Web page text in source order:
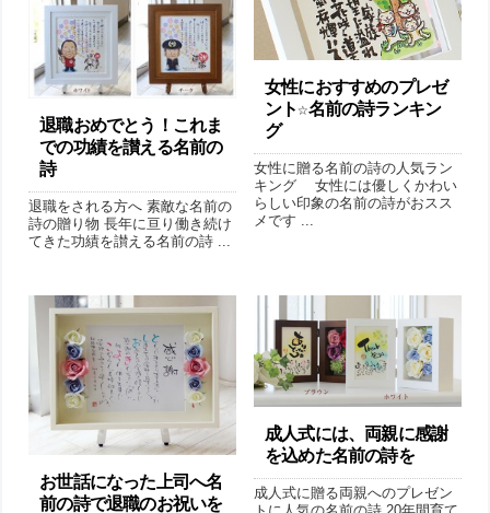
退職おめでとう！これま
での功績を讃える名前の
詩
退職をされる方へ 素敵な名前の
詩の贈り物 長年に亘り働き続け
てきた功績を讃える名前の詩 ...
女性におすすめのプレゼ
ント☆名前の詩ランキン
グ
女性に贈る名前の詩の人気ラン
キング 女性には優しくかわい
らしい印象の名前の詩がおスス
メです ...
お世話になった上司へ名
前の詩で退職のお祝いを
成人式には、両親に感謝
を込めた名前の詩を
成人式に贈る両親へのプレゼン